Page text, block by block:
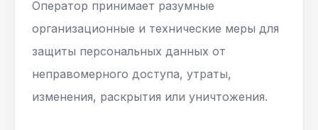
Оператор принимает разумные
организационные и технические меры для
защиты персональных данных от
неправомерного доступа, утраты,
изменения, раскрытия или уничтожения.